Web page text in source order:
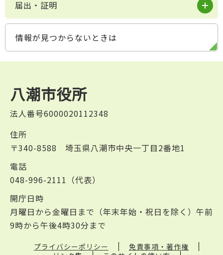
届出・証明
情報が見つからないときは
八潮市役所
法人番号6000020112348
住所
〒340-8588 埼玉県八潮市中央一丁目2番地1
電話
048-996-2111（代表）
開庁日時
月曜日から金曜日まで（年末年始・祝日を除く）午前
9時から午後4時30分まで
プライバシーポリシー
免責事項・著作権